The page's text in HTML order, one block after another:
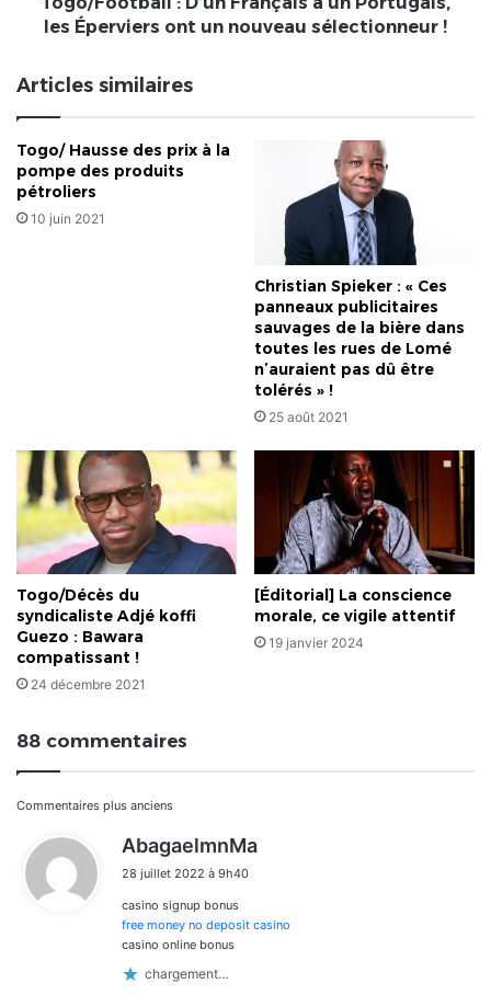
!
les Éperviers ont un nouveau sélectionneur !
Articles similaires
Togo/ Hausse des prix à la
pompe des produits
pétroliers
10 juin 2021
Christian Spieker : « Ces
panneaux publicitaires
sauvages de la bière dans
toutes les rues de Lomé
n’auraient pas dû être
tolérés » !
25 août 2021
Togo/Décès du
syndicaliste Adjé koffi
Guezo : Bawara
compatissant !
24 décembre 2021
[Éditorial] La conscience
morale, ce vigile attentif
19 janvier 2024
88 commentaires
Navigation
dans
les
commentaires
Commentaires plus anciens
AbagaelmnMa
:
28 juillet 2022 à 9h40
casino signup bonus
free money no deposit casino
casino online bonus
chargement…